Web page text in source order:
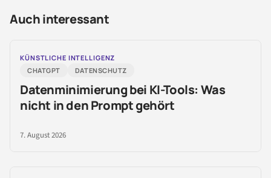
Auch interessant
KÜNSTLICHE INTELLIGENZ
CHATGPT
DATENSCHUTZ
Datenminimierung bei KI-Tools: Was
nicht in den Prompt gehört
7. August 2026